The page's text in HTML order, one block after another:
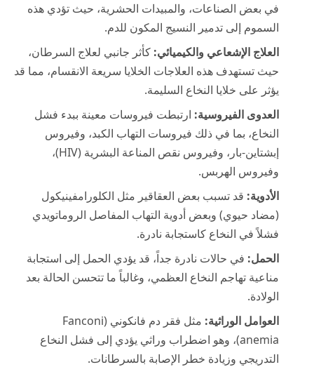
في بعض الصناعات، والمبيدات الحشرية، حيث تؤدي هذه
السموم إلى تدمير النسيج المكون للدم.
العلاج الإشعاعي والكيميائي: كأثر جانبي لعلاج السرطان،
حيث تستهدف هذه العلاجات الخلايا سريعة الانقسام، مما قد
يؤثر على خلايا النخاع السليمة.
العدوى الفيروسية: ارتبطت فيروسات معينة ببدء فشل
النخاع، بما في ذلك فيروسات التهاب الكبد، وفيروس
إبشتاين-بار، وفيروس نقص المناعة البشرية (HIV)،
وفيروس الهربس.
الأدوية: قد تسبب بعض العقاقير مثل الكلورامفينيكول
(مضاد حيوي) وبعض أدوية التهاب المفاصل الروماتويدي
فشلاً في النخاع كاستجابة نادرة.
الحمل: في حالات نادرة جداً، قد يؤدي الحمل إلى استجابة
مناعية تهاجم النخاع العظمي، وغالباً ما تتحسن الحالة بعد
الولادة.
العوامل الوراثية:
مثل فقر دم فانكوني (Fanconi
anemia)، وهو اضطراب وراثي يؤدي إلى فشل النخاع
التدريجي وزيادة خطر الإصابة بالسرطانات.